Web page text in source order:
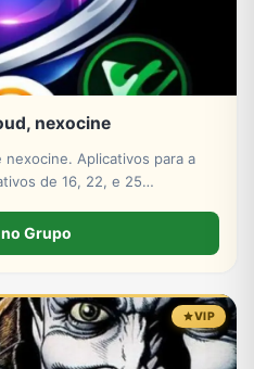
nexocine
Aplicativos para a
de 16, 22, e 25
Grupo
VIP